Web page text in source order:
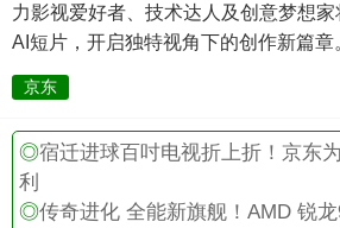
力影视爱好者、技术达人及创意梦想
AI短片，开启独特视角下的创作新篇章
京东
◎宿迁进球百吋电视折上折！京东
利
◎传奇进化 全能新旗舰！AMD 锐